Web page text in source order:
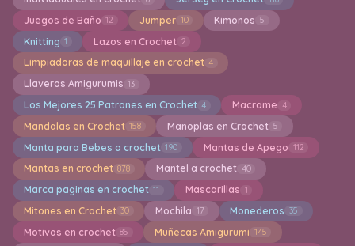
Juegos de Baño 12 Jumper 10 Kimonos 5
Knitting 1 Lazos en Crochet 2
Limpiadoras de maquillaje en crochet 4
Llaveros Amigurumis 13
Los Mejores 25 Patrones en Crochet 4 Macrame 4
Mandalas en Crochet 158 Manoplas en Crochet 5
Manta para Bebes a crochet 190 Mantas de Apego 112
Mantas en crochet 878 Mantel a crochet 40
Marca paginas en crochet 11 Mascarillas 1
Mitones en Crochet 30 Mochila 17 Monederos 35
Motivos en crochet 85 Muñecas Amigurumi 145